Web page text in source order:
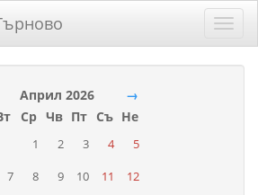
Април 2026
→
Ср Чв Пт Съ Не
1 2 3 4
5
7 8 9 10 11
12